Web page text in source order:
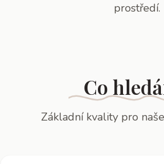
prostředí.
Co
Základní kvality pro